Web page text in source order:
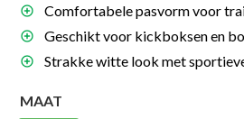
Comfortabele pasvorm voor
Geschikt voor kickboksen en
Strakke witte look met
MAAT